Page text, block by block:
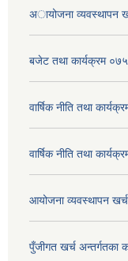
अायोजना व्यवस्थापन
बजेट तथा कार्यक्रम
वार्षिक नीति तथा
वार्षिक नीति तथा
आयोजना व्यवस्थापन
पुँजीगत खर्च अन्तर्गतका